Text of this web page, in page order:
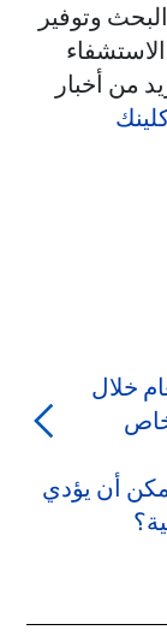
وتوفير
من أخبار
خلال
أن يؤدي